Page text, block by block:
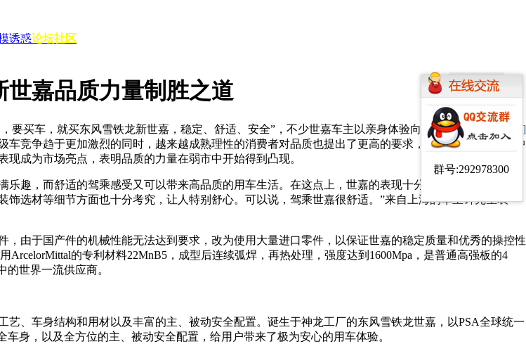
诱惑论坛社区
世嘉品质力量制胜之道
[字体： ]
要买车，就买东风雪铁龙新世嘉，稳定、舒适、安全”，不少世嘉车主以亲身体验向身边
竞争趋于更加激烈的同时，越来越成熟理性的消费者对品质也提出了更高的要求，国内不少合资品牌中
成为市场亮点，表明品质的力量在弱市中开始得到凸现。
趣，而舒适的驾乘感受又可以带来高品质的用车生活。在这点上，世嘉的表现十分抢眼：“首先世嘉的
选材等细节方面也十分考究，让人特别舒心。可以说，驾乘世嘉很舒适。”来自上海的车主钟先生表
由于国产件的机械性能无法达到要求，改为使用大量进口零件，以保证世嘉的稳定质量和优秀的操控性
的专利材料22MnB5，成型后连续弧焊，再热处理，强度达到1600Mpa，是普通高强板的4
的世界一流供应商。
、车身结构和用材以及丰富的主、被动安全配置。诞生于神龙工厂的东风雪铁龙世嘉，以PSA全球统一
身，以及全方位的主、被动安全配置，给用户带来了极为安心的用车体验。
群号:292978300